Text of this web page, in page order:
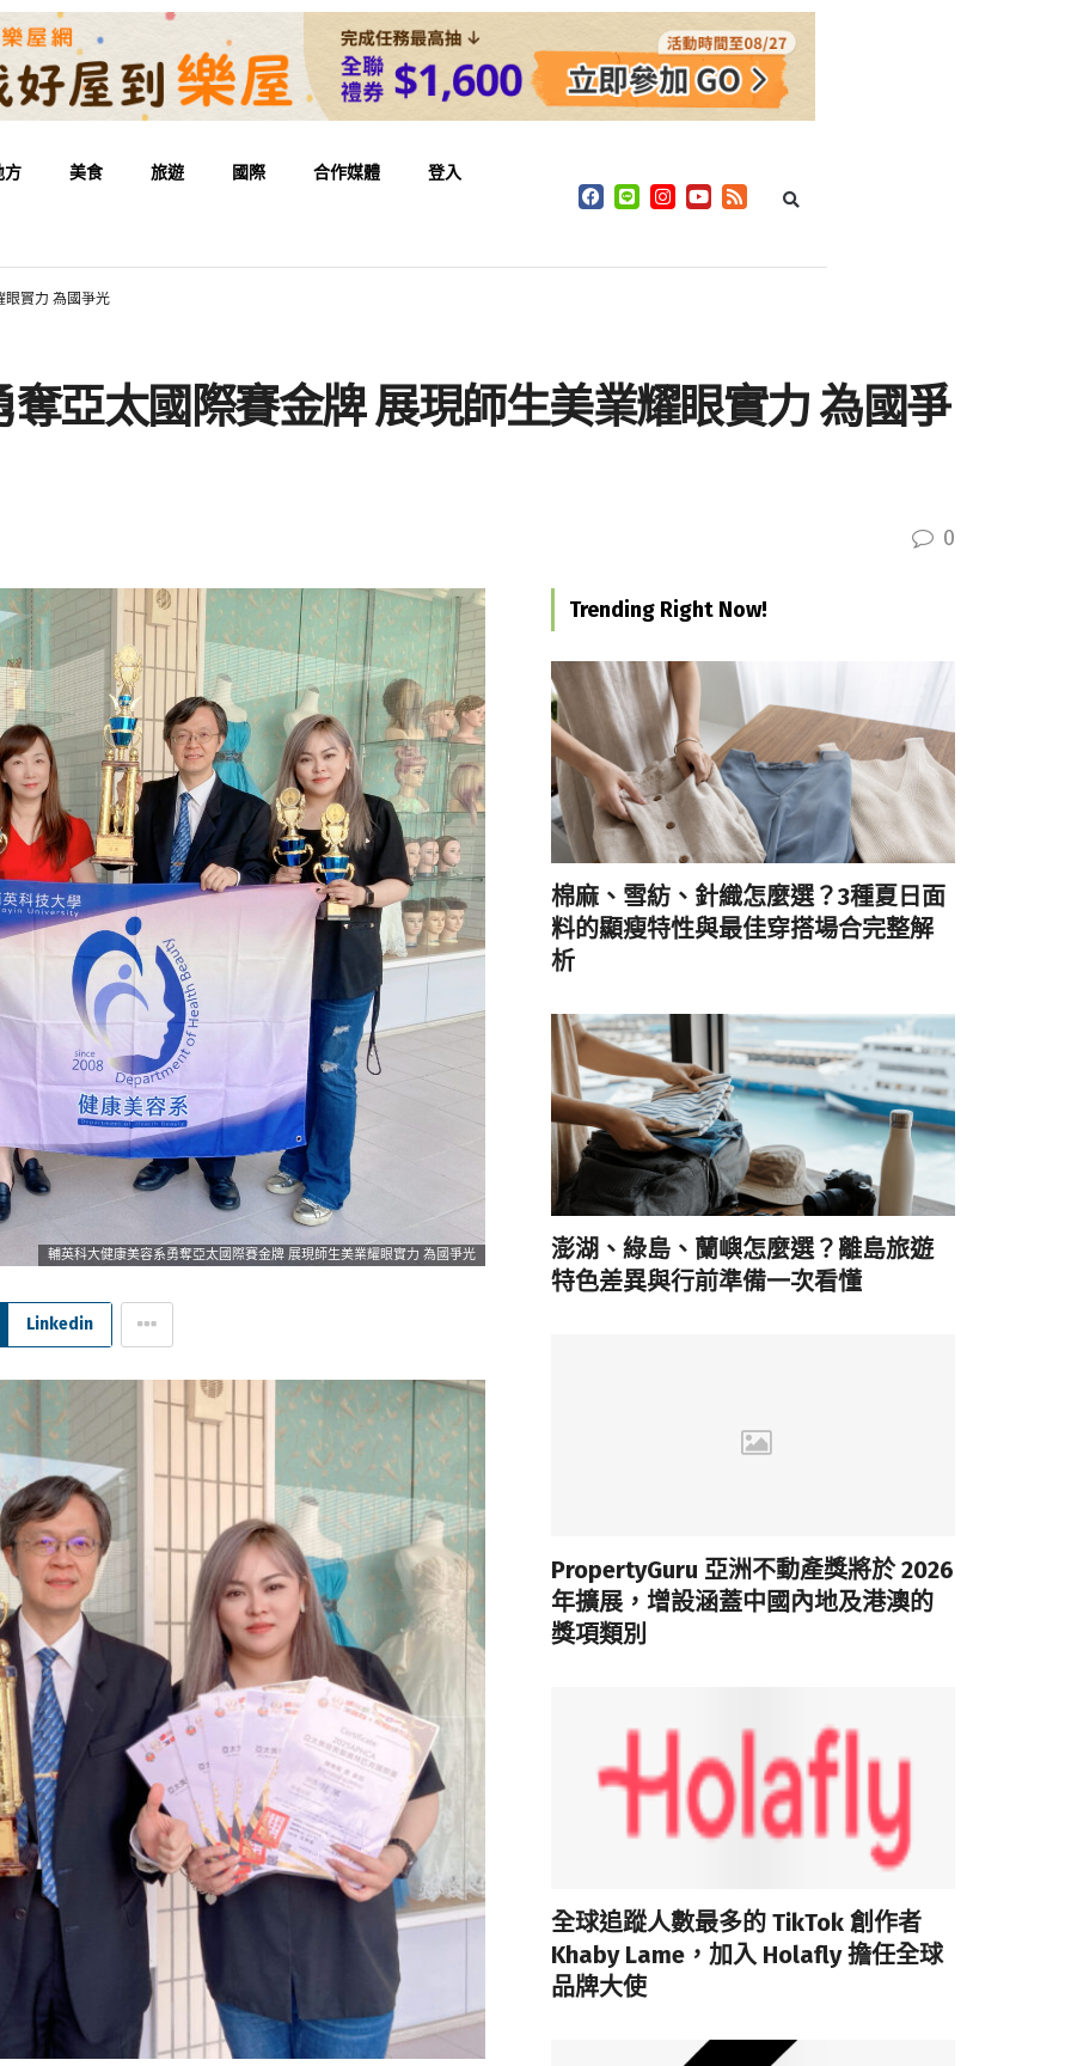
方 美食 旅遊 國際 合作媒體 登入
眼實力 為國爭光
亞太國際賽金牌 展現師生美業耀眼實力 為國爭
0
輔英科大健康美容系勇奪亞太國際賽金牌 展現師生美業耀眼實力 為國爭光
Linkedin
Trending Right Now!
棉麻、雪紡、針織怎麼選？3種夏日面
料的顯瘦特性與最佳穿搭場合完整解
析
澎湖、綠島、蘭嶼怎麼選？離島旅遊
特色差異與行前準備一次看懂
PropertyGuru 亞洲不動產獎將於 2026
年擴展，增設涵蓋中國內地及港澳的
獎項類別
全球追蹤人數最多的 TikTok 創作者
Khaby Lame，加入 Holafly 擔任全球
品牌大使